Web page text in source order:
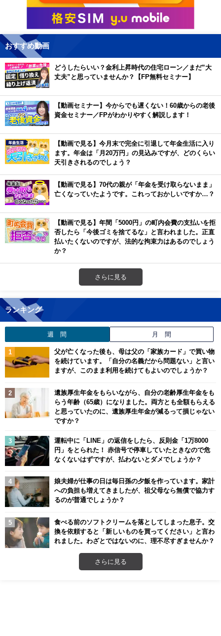
おすすめ動画
どうしたらいい？金利上昇時代の住宅ローン／まだ”大
丈夫”と思っていませんか？【FP無料セミナー】
【動画セミナー】今からでも遅くない！60歳からの老後
資金セミナー／FPがわかりやすく解説します！
【動画で見る】今月末で完全に引退して年金生活に入り
ます。年金は「月20万円」の見込みですが、どのくらい
天引きされるのでしょう？
【動画で見る】70代の親が「年金を受け取らないまま」
亡くなっていたようです。これっておかしいですか…？
【動画で見る】年間「5000円」の町内会費の支払いを拒
否したら「今後ゴミを捨てるな」と言われました。正直
払いたくないのですが、法的な拘束力はあるのでしょう
か？
さらに見る
ランキング
週 間 月 間
父が亡くなった後も、母は父の「家族カード」で買い物
を続けています。「自分の名義だから問題ない」と言い
ますが、このまま利用を続けてもよいのでしょうか？
遺族厚生年金をもらいながら、自分の老齢厚生年金をも
らう年齢（65歳）になりました。両方とも全額もらえる
と思っていたのに、遺族厚生年金が減るって損じゃない
ですか？
運転中に「LINE」の返信をしたら、反則金「1万8000
円」をとられた！ 赤信号で停車していたときなので危
なくないはずですが、払わないとダメでしょうか？
娘夫婦が仕事の日は毎日孫の夕飯を作っています。家計
への負担も増えてきましたが、祖父母なら無償で協力す
るのが普通でしょうか？
食べる前のソフトクリームを落としてしまった息子。交
換を依頼すると「新しいものを買ってください」と言わ
れました。わざとではないのに、理不尽すぎませんか？
さらに見る